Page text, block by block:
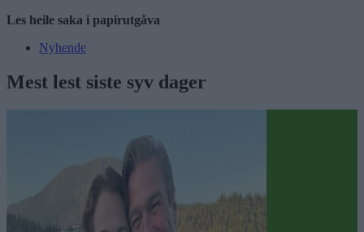
Les heile saka i papirutgåva
Nyhende
Mest lest siste syv dager